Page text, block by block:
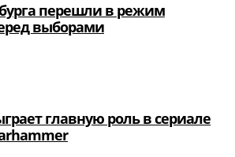
перешли в режим
выборами
главную роль в сериале